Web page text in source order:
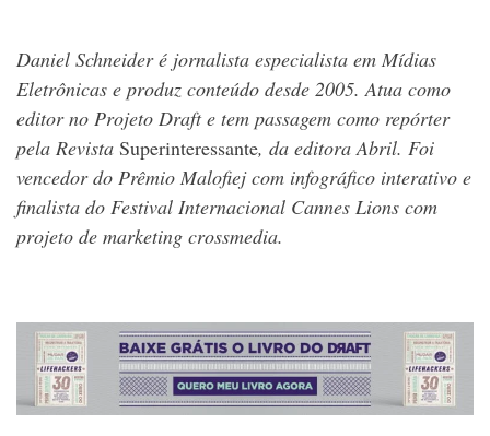
Daniel Schneider é jornalista especialista em Mídias
Eletrônicas e produz conteúdo desde 2005. Atua como
editor no Projeto Draft e tem passagem como repórter
pela Revista Superinteressante, da editora Abril. Foi
vencedor do Prêmio Malofiej com infográfico interativo e
finalista do Festival Internacional Cannes Lions com
projeto de marketing crossmedia.